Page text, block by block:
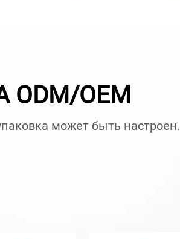
OEM
может быть настроен.